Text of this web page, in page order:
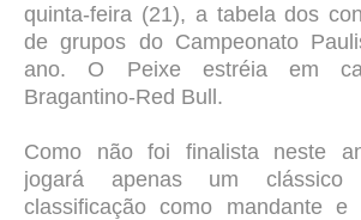
quinta-feira (21), a tabela dos
de grupos do Campeonato
ano. O Peixe estréia em
Bragantino-Red Bull.
Como não foi finalista neste
jogará apenas um
classificação como mandante